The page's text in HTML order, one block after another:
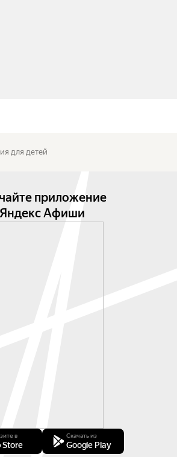
для детей
приложение
Яндекс Афиши
в
Store
Скачать из
Google Play